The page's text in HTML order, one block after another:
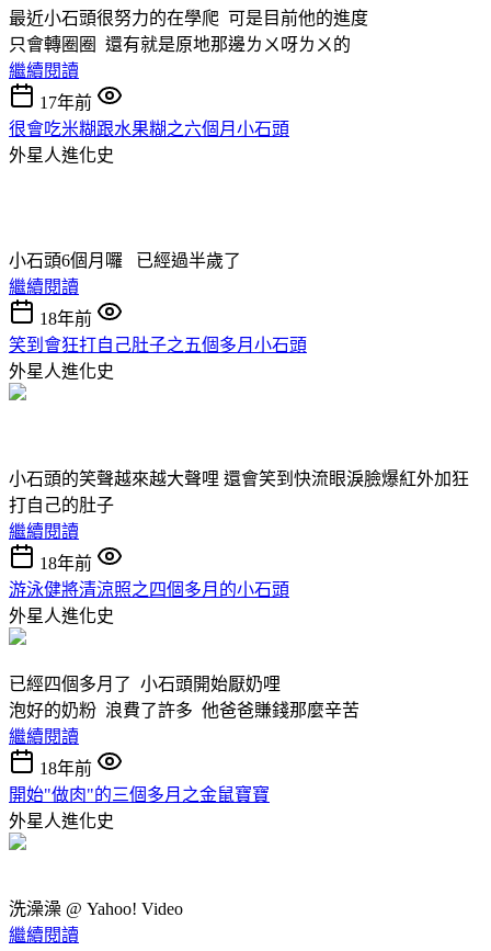
最近小石頭很努力的在學爬 可是目前他的進度
只會轉圈圈 還有就是原地那邊ㄌㄨ呀ㄌㄨ的
繼續閱讀
17年前
很會吃米糊跟水果糊之六個月小石頭
外星人進化史
小石頭6個月囉 已經過半歲了
繼續閱讀
18年前
笑到會狂打自己肚子之五個多月小石頭
外星人進化史
小石頭的笑聲越來越大聲哩 還會笑到快流眼淚臉爆紅外加狂
打自己的肚子
繼續閱讀
18年前
游泳健將清涼照之四個多月的小石頭
外星人進化史
已經四個多月了 小石頭開始厭奶哩
泡好的奶粉 浪費了許多 他爸爸賺錢那麼辛苦
繼續閱讀
18年前
開始"做肉"的三個多月之金鼠寶寶
外星人進化史
洗澡澡 @ Yahoo! Video
繼續閱讀